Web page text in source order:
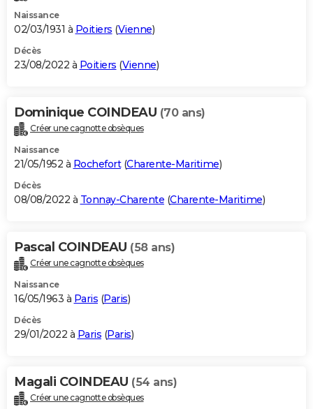
Naissance
02/03/1931 à Poitiers (Vienne)
Décès
23/08/2022 à Poitiers (Vienne)
Dominique COINDEAU (70 ans)
Créer une cagnotte obsèques
Naissance
21/05/1952 à Rochefort(Charente-Maritime)
Décès
08/08/2022 à Tonnay-Charente (Charente-Maritime)
Pascal COINDEAU (58 ans)
Créer une cagnotte obsèques
Naissance
16/05/1963 à Paris (Paris)
Décès
29/01/2022 à Paris (Paris)
Magali COINDEAU (54 ans)
Créer une cagnotte obsèques